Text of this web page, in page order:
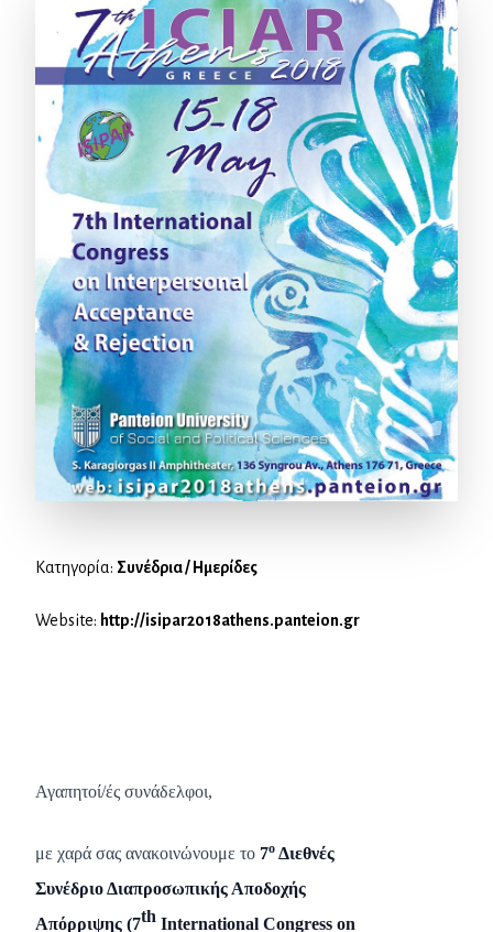
Αγαπητοί/ές συνάδελφοι,
με χαρά σας ανακοινώνουμε το 7ο Διεθνές
Συνέδριο Διαπροσωπικής Αποδοχής
Απόρριψης (7th International Congress on
Κατηγορία: Συνέδρια / Ημερίδες
Website: http://isipar2018athens.panteion.gr